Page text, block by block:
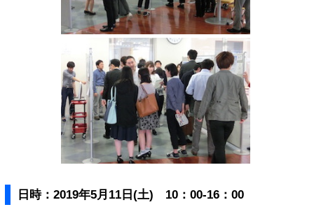
日時：2019年5月11日(土) 10：00-16：00